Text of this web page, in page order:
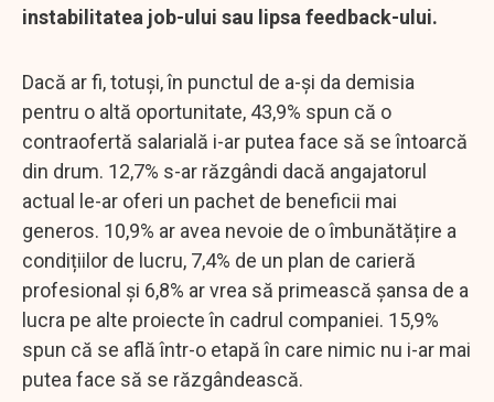
instabilitatea job-ului sau lipsa feedback-ului.
Dacă ar fi, totuși, în punctul de a-și da demisia
pentru o altă oportunitate, 43,9% spun că o
contraofertă salarială i-ar putea face să se întoarcă
din drum. 12,7% s-ar răzgândi dacă angajatorul
actual le-ar oferi un pachet de beneficii mai
generos. 10,9% ar avea nevoie de o îmbunătățire a
condițiilor de lucru, 7,4% de un plan de carieră
profesional și 6,8% ar vrea să primească șansa de a
lucra pe alte proiecte în cadrul companiei. 15,9%
spun că se află într-o etapă în care nimic nu i-ar mai
putea face să se răzgândească.